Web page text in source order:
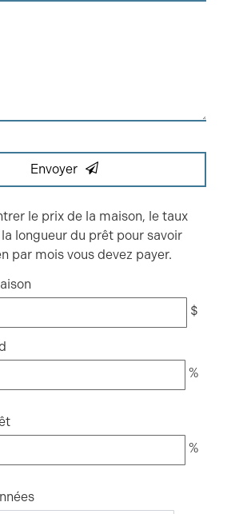
Envoyer
le prix de la maison, le taux
longueur du prêt pour savoir
par mois vous devez payer.
$
%
%